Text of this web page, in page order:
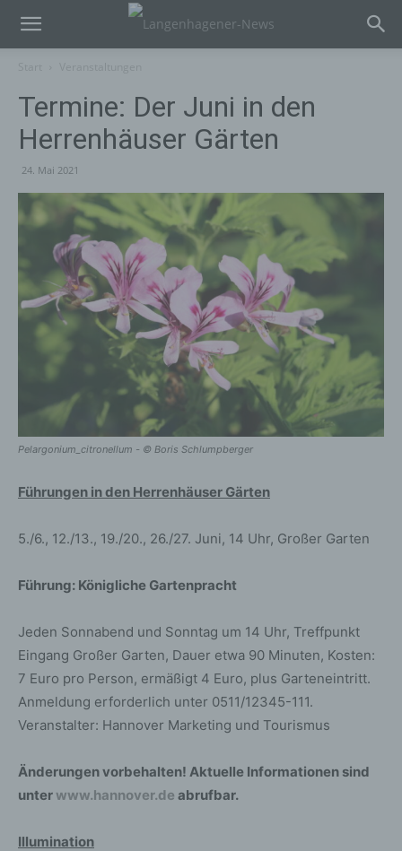
Termine: Der Juni in den
Herrenhäuser Gärten
24. Mai 2021
Pelargonium_citronellum - © Boris Schlumpberger
Führungen in den Herrenhäuser Gärten
5./6., 12./13., 19./20., 26./27. Juni, 14 Uhr, Großer Garten
Führung: Königliche Gartenpracht
Jeden Sonnabend und Sonntag um 14 Uhr, Treffpunkt
Eingang Großer Garten, Dauer etwa 90 Minuten, Kosten:
7 Euro pro Person, ermäßigt 4 Euro, plus Garteneintritt.
Anmeldung erforderlich unter 0511/12345-111.
Veranstalter: Hannover Marketing und Tourismus
Änderungen vorbehalten! Aktuelle Informationen sind
unterwww.hannover.de abrufbar.
Illumination